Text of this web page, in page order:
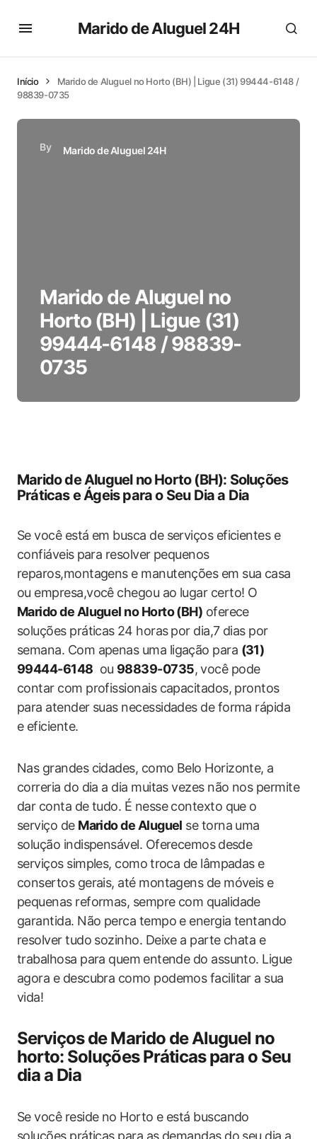
Marido de Aluguel 24H
Início
Marido de Aluguel no Horto (BH) | Ligue (31) 99444-6148 /
98839-0735
By Marido de Aluguel 24H
Marido de Aluguel no
Horto (BH) | Ligue (31)
99444-6148 / 98839-
0735
Marido de Aluguel no‍ Horto‌ (BH): Soluções
Práticas e Ágeis para o Seu Dia a Dia
Se você está em busca‌ de serviços eficientes e⁤
confiáveis ⁣para resolver pequenos
reparos,montagens e manutenções em sua casa‍
ou empresa,você​ chegou ao lugar certo! O
Marido de Aluguel no Horto (BH) oferece
soluções práticas⁢ 24 horas ⁢por dia,7 dias por
semana. Com apenas uma ligação para (31)
99444-6148 ‍ ou 98839-0735, você pode
contar com‌ profissionais capacitados, prontos
para atender suas necessidades ‌de forma rápida
e ‌eficiente.
Nas grandes cidades, como Belo​ Horizonte, a‌
correria do dia a dia muitas vezes não nos permite
dar conta de tudo. É nesse contexto que o
serviço de Marido de Aluguel se torna uma‌
solução indispensável. Oferecemos ⁤desde
serviços simples, como⁣ troca de lâmpadas e
consertos gerais, até montagens de móveis e
pequenas reformas, sempre com qualidade
garantida. Não perca tempo e energia tentando​
resolver tudo sozinho. Deixe a parte chata e
trabalhosa para quem ⁤entende do assunto. Ligue
agora‍ e descubra como podemos ‌facilitar a sua
vida!
Serviços de Marido de Aluguel no
horto: Soluções Práticas para​ o‌ Seu
dia a Dia
Se‍ você reside no Horto e está buscando
soluções práticas para as demandas do seu dia ‍a